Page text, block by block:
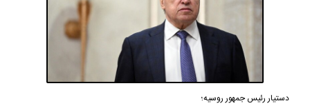
دستیار رئیس جمهور روسیه؛